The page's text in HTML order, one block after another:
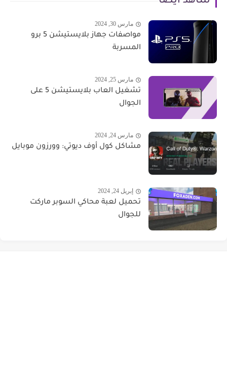
مارس 30, 2024
مواصفات جهاز بلايستيشن 5 برو
المسربة
مارس 25, 2024
تشغيل العاب بلايستيشن 5 على
الجوال
مارس 24, 2024
مشاكل كول أوف ديوتي: وورزون ‏موبايل
إبريل 24, 2024
تحميل لعبة محاكي السوبر ماركت
للجوال